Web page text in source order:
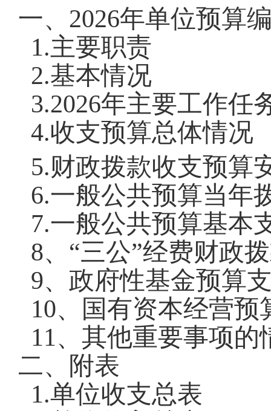
一、 2026年单位预算
1.主要职责
2.基本情况
3.2026年主要工作任
4.收支预算总体情况
5.财政拨款收支预算
6.一般公共预算当年
7.一般公共预算基本
8、 “三公”经费财政
9、政府性基金预算
10、国有资本经营预
11、其他重要事项的
二、
附表
1.单位收支总表